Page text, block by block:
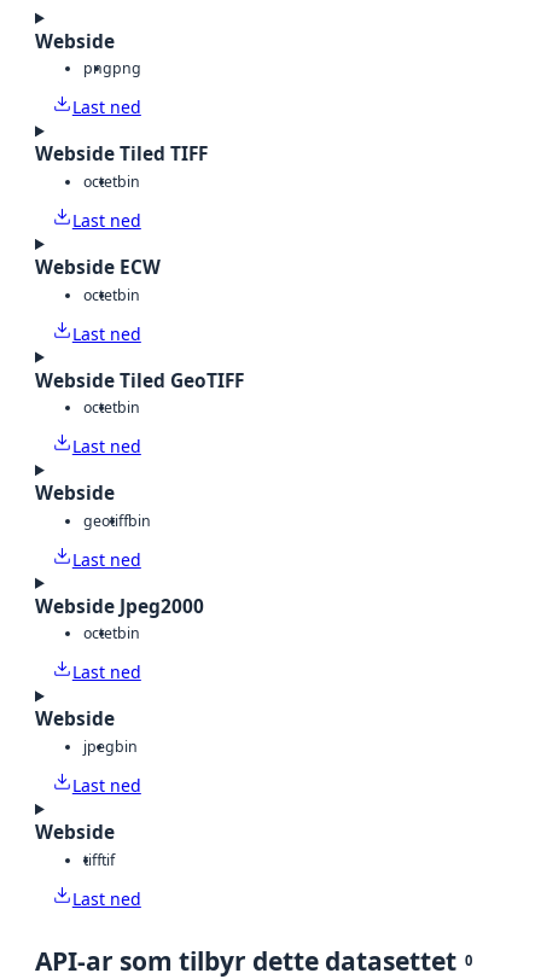
Webside
pngpng
Last ned
Webside Tiled TIFF
octetbin
Last ned
Webside ECW
octetbin
Last ned
Webside Tiled GeoTIFF
octetbin
Last ned
Webside
geotiffbin
Last ned
Webside Jpeg2000
octetbin
Last ned
Webside
jpegbin
Last ned
Webside
tifftif
Last ned
API-ar som tilbyr dette datasettet 0